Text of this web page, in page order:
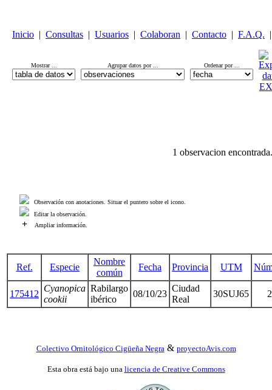
Inicio | Consultas | Usuarios | Colaboran | Contacto | F.A.Q. |
Mostrar ... Agrupar datos por ... Ordenar por ...
1 observacion encontrada.
Observación con anotaciones. Situar el puntero sobre el icono.
Editar la observación.
+ Ampliar información.
Ref. Especie
Nombre
común
Fecha Provincia UTM
175412
Cyanopica
cookii
Rabilargo
ibérico
08/10/23
Ciudad
Real
30SUJ65 2
Colectivo Ornitológico Cigüeña Negra & proyectoAvis.com
Esta obra está bajo una licencia de Creative Commons